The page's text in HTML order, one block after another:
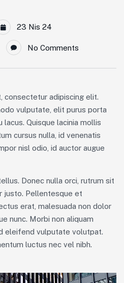
23 Nis 24
No Comments
consectetur adipiscing elit.
vulputate, elit purus porta
Quisque lacinia mollis
cursus nulla, id venenatis
nisl odio, id auctor augue
Donec nulla orci, rutrum sit
justo. Pellentesque et
erat, malesuada non dolor
nunc. Morbi non aliquam
eleifend vulputate volutpat.
luctus nec vel nibh.